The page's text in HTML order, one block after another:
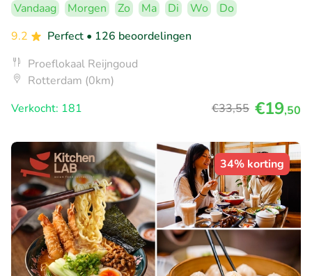
Vandaag Morgen Zo Ma Di Wo
Do
9.2
Perfect • 126 beoordelingen
Proeflokaal Reijngoud
Rotterdam (0km)
Verkocht: 181
€33,55 €19,50
34% korting